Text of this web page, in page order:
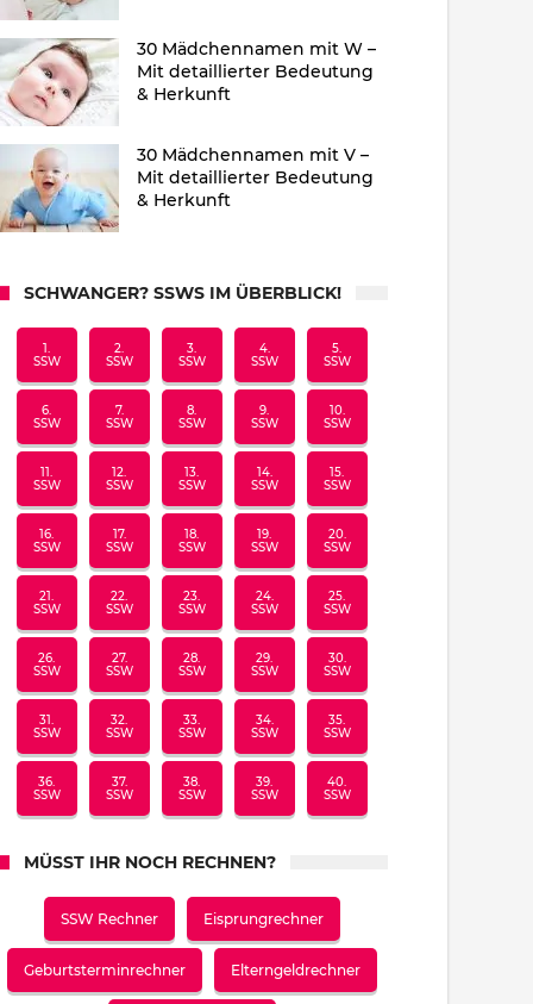
30 Mädchennamen mit W –
Mit detaillierter Bedeutung
& Herkunft
30 Mädchennamen mit V –
Mit detaillierter Bedeutung
& Herkunft
SCHWANGER? SSWS IM ÜBERBLICK!
1.
SSW
2.
SSW
3.
SSW
4.
SSW
5.
SSW
6.
SSW
7.
SSW
8.
SSW
9.
SSW
10.
SSW
11.
SSW
12.
SSW
13.
SSW
14.
SSW
15.
SSW
16.
SSW
17.
SSW
18.
SSW
19.
SSW
20.
SSW
21.
SSW
22.
SSW
23.
SSW
24.
SSW
25.
SSW
26.
SSW
27.
SSW
28.
SSW
29.
SSW
30.
SSW
31.
SSW
32.
SSW
33.
SSW
34.
SSW
35.
SSW
36.
SSW
37.
SSW
38.
SSW
39.
SSW
40.
SSW
MÜSST IHR NOCH RECHNEN?
SSW Rechner Eisprungrechner
Geburtsterminrechner Elterngeldrechner